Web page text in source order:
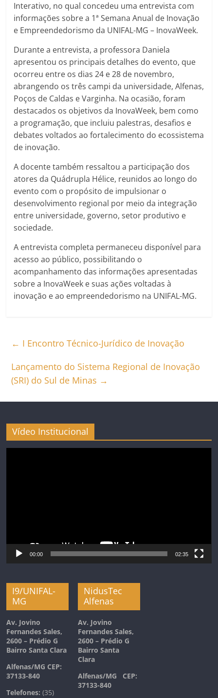
Interativo, no qual concedeu uma entrevista com
informações sobre a 1ª Semana Anual de Inovação
e Empreendedorismo da UNIFAL-MG – InovaWeek.
Durante a entrevista, a professora Daniela
apresentou os principais detalhes do evento, que
ocorreu entre os dias 24 e 28 de novembro,
abrangendo os três campi da universidade, Alfenas,
Poços de Caldas e Varginha. Na ocasião, foram
destacados os objetivos da InovaWeek, bem como
a programação, que incluiu palestras, desafios e
debates voltados ao fortalecimento do ecossistema
de inovação.
A docente também ressaltou a participação dos
atores da Quádrupla Hélice, reunidos ao longo do
evento com o propósito de impulsionar o
desenvolvimento regional por meio da integração
entre universidade, governo, setor produtivo e
sociedade.
A entrevista completa permaneceu disponível para
acesso ao público, possibilitando o
acompanhamento das informações apresentadas
sobre a InovaWeek e suas ações voltadas à
inovação e ao empreendedorismo na UNIFAL-MG.
← I Encontro Técnico-Jurídico de Inovação
Lançamento do Sistema Regional de Inovação
(SRI) do Sul de Minas →
Vídeo Institucional
00:00 02:35
I9/UNIFAL-
MG
Av. Jovino
Fernandes Sales,
2600 – Prédio G
Bairro Santa Clara
Alfenas/MG CEP:
37133-840
Telefones: (35)
NidusTec
Alfenas
Av. Jovino
Fernandes Sales,
2600 – Prédio G
Bairro Santa
Clara
Alfenas/MG CEP:
37133-840